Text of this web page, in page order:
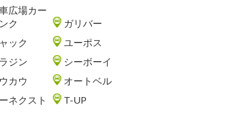
広場カー
ク
ガリバー
ック
ユーポス
ジン
シーボーイ
カウ
オートベル
ネクスト
T-UP